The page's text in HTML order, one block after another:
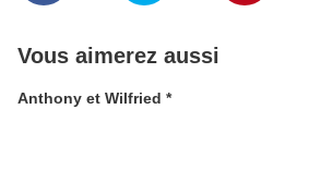
Vous aimerez aussi
Anthony et Wilfried *